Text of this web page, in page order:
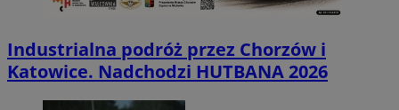
Industrialna podróż przez Chorzów i
Katowice. Nadchodzi HUTBANA 2026